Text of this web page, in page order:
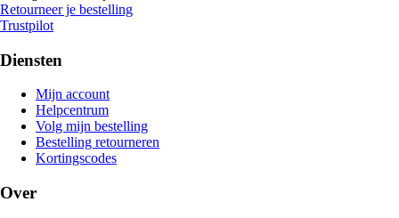
Retourneer je bestelling
Trustpilot
Diensten
Mijn account
Helpcentrum
Volg mijn bestelling
Bestelling retourneren
Kortingscodes
Over